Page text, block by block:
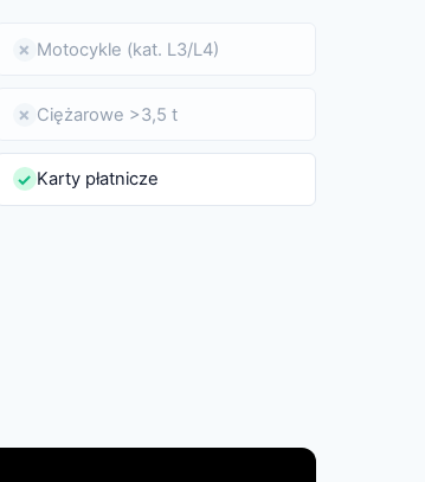
✗ Motocykle (kat. L3/L4)
✗ Ciężarowe >3,5 t
✓ Karty płatnicze